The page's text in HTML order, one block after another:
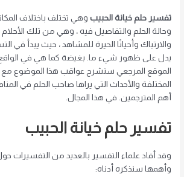
تفسير حلم خيانة الحبيب وهي تختلف باختلاف
وحالة الحلم والتفاصيل فيه ، وهي من تلك
والارتباك وأحيانًا الحيرة للمشاهد ، حيث يبدأ في
يدل على ظهور شيء ما. بغيضة كما هي في الواقع
الموقع المرجعي سنشرح عواقب هذا الموضوع مع
المختلفة والأحداث التي يراها صاحب الحلم في
أهم المترجمين. في هذا المجال.
تفسير حلم خيانة الحبيب
وقد أفاد علماء التفسير بالعديد من التفسيرات
وأهمها سنذكره أدناه: